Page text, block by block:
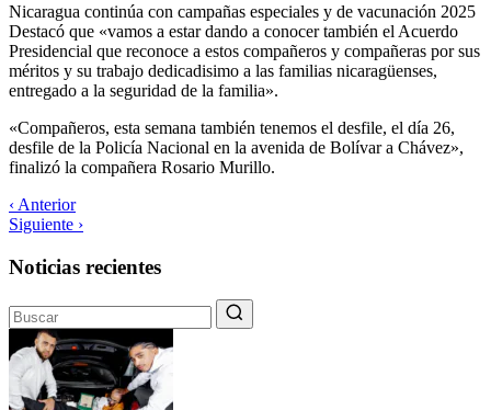
Nicaragua continúa con campañas especiales y de vacunación 2025
Destacó que «vamos a estar dando a conocer también el Acuerdo
Presidencial que reconoce a estos compañeros y compañeras por sus
méritos y su trabajo dedicadisimo a las familias nicaragüenses,
entregado a la seguridad de la familia».
«Compañeros, esta semana también tenemos el desfile, el día 26,
desfile de la Policía Nacional en la avenida de Bolívar a Chávez»,
finalizó la compañera Rosario Murillo.
‹ Anterior
Siguiente ›
Noticias recientes